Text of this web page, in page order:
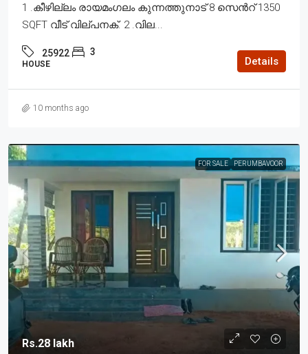
1 .കീഴില്ലം രായമംഗലം കുന്നത്തുനാട് 8 സെൻറ് 1350
SQFT വീട് വില്പനക്. 2 .വില...
25922 3
HOUSE Details
10 months ago
FOR SALE PERUMBAVOOR
Rs.28 lakh